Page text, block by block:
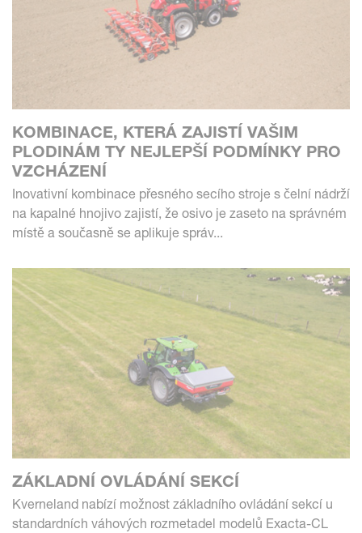
KOMBINACE, KTERÁ ZAJISTÍ VAŠIM
PLODINÁM TY NEJLEPŠÍ PODMÍNKY PRO
VZCHÁZENÍ
Inovativní kombinace přesného secího stroje s čelní nádrží
na kapalné hnojivo zajistí, že osivo je zaseto na správném
místě a současně se aplikuje správ...
ZÁKLADNÍ OVLÁDÁNÍ SEKCÍ
Kverneland nabízí možnost základního ovládání sekcí u
standardních váhových rozmetadel modelů Exacta-CL